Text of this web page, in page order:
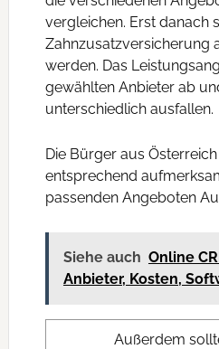
vergleichen. Erst danach
Zahnzusatzversicherung
werden. Das
gewählten Anbieter ab
unterschiedlich ausfallen.
Die Bürger aus
entsprechend
passenden Angeboten
Siehe auch Online
Anbieter, Kosten,
Außerdem